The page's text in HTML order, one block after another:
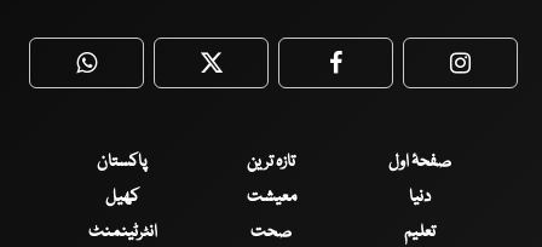
WhatsApp Twitter Facebook
صفحۂ اول تازہ ترین
پاکستان
دنیا
معیشت
کھیل
تعلیم
صحت انٹرٹینمنٹ